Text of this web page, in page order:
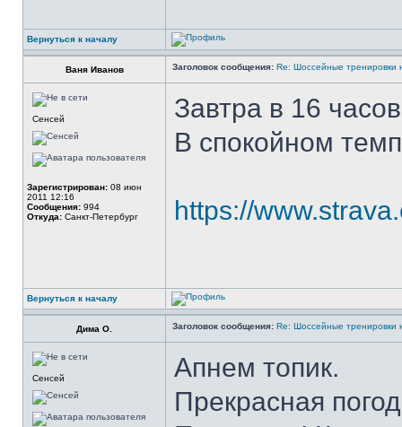
Вернуться к началу
Ваня Иванов Заголовок сообщения: Re: Шоссейные тренировки
Сенсей
Зарегистрирован: 08 июн
2011 12:16
Сообщения: 994
Откуда: Санкт-Петербург
Завтра в 16
В спокойном
https://
Вернуться к началу
Дима О. Заголовок сообщения: Re: Шоссейные тренировки
Сенсей
Апнем топик.
Прекрасная